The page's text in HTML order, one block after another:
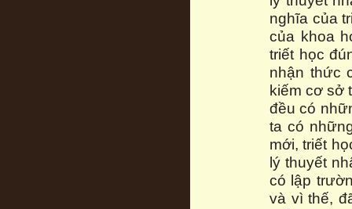
nghĩa của
của khoa
triết học
nhận thức
kiếm cơ sở
đều có
ta có
mới, triết
lý thuyết
có lập
và vì thế,